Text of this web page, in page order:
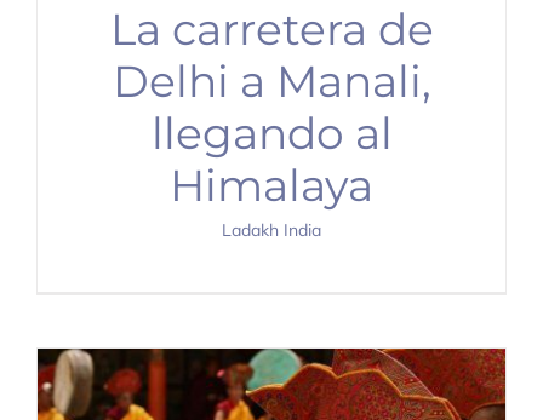
La carretera de
Delhi a Manali,
llegando al
Himalaya
Ladakh India